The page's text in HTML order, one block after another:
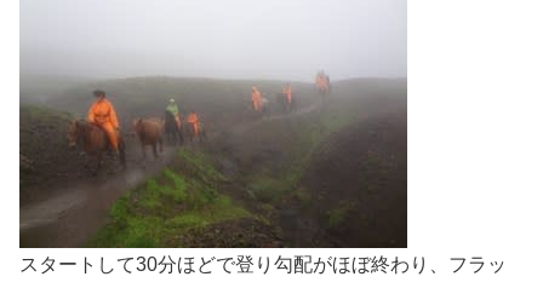
スタートして30分ほどで登り勾配がほぼ終わり、フラッ